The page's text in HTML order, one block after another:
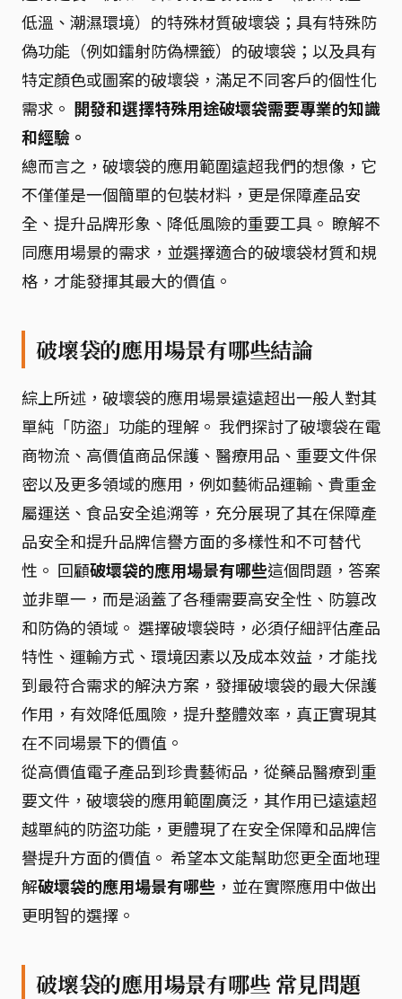
低溫、潮濕環境）的特殊材質破壞袋；具有特殊防
偽功能（例如鐳射防偽標籤）的破壞袋；以及具有
特定顏色或圖案的破壞袋，滿足不同客戶的個性化
需求。 開發和選擇特殊用途破壞袋需要專業的知識
和經驗。
總而言之，破壞袋的應用範圍遠超我們的想像，它
不僅僅是一個簡單的包裝材料，更是保障產品安
全、提升品牌形象、降低風險的重要工具。 瞭解不
同應用場景的需求，並選擇適合的破壞袋材質和規
格，才能發揮其最大的價值。
破壞袋的應用場景有哪些結論
綜上所述，破壞袋的應用場景遠遠超出一般人對其
單純「防盜」功能的理解。 我們探討了破壞袋在電
商物流、高價值商品保護、醫療用品、重要文件保
密以及更多領域的應用，例如藝術品運輸、貴重金
屬運送、食品安全追溯等，充分展現了其在保障產
品安全和提升品牌信譽方面的多樣性和不可替代
性。 回顧破壞袋的應用場景有哪些這個問題，答案
並非單一，而是涵蓋了各種需要高安全性、防篡改
和防偽的領域。 選擇破壞袋時，必須仔細評估產品
特性、運輸方式、環境因素以及成本效益，才能找
到最符合需求的解決方案，發揮破壞袋的最大保護
作用，有效降低風險，提升整體效率，真正實現其
在不同場景下的價值。
從高價值電子產品到珍貴藝術品，從藥品醫療到重
要文件，破壞袋的應用範圍廣泛，其作用已遠遠超
越單純的防盜功能，更體現了在安全保障和品牌信
譽提升方面的價值。 希望本文能幫助您更全面地理
解破壞袋的應用場景有哪些 ，並在實際應用中做出
更明智的選擇。
破壞袋的應用場景有哪些 常見問題